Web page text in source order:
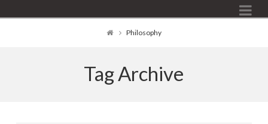
Philosophy
Tag Archive